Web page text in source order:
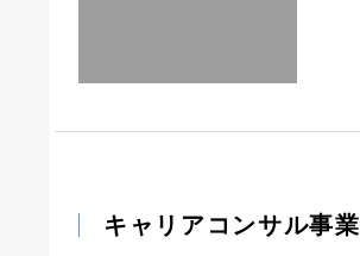
キャリアコンサル事業